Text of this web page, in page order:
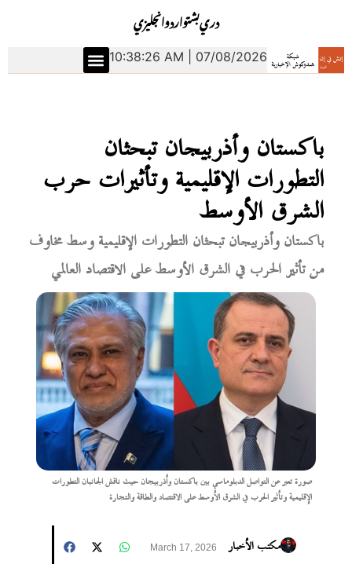
انجليزياردوبشتودري
10:38:27 AM | 07/08/2026
باكستان وأذربيجان تبحثان
التطورات الإقليمية وتأثيرات حرب
الشرق الأوسط
باكستان وأذربيجان تبحثان التطورات الإقليمية وسط مخاوف
من تأثير الحرب في الشرق الأوسط على الاقتصاد العالمي
صورة تعبر عن التواصل الدبلوماسي بين باكستان وأذربيجان حيث ناقش الجانبان التطورات
الإقليمية وتأثير الحرب في الشرق الأوسط على الاقتصاد والطاقة والتجارة
مكتب الأخبار March 17, 2026